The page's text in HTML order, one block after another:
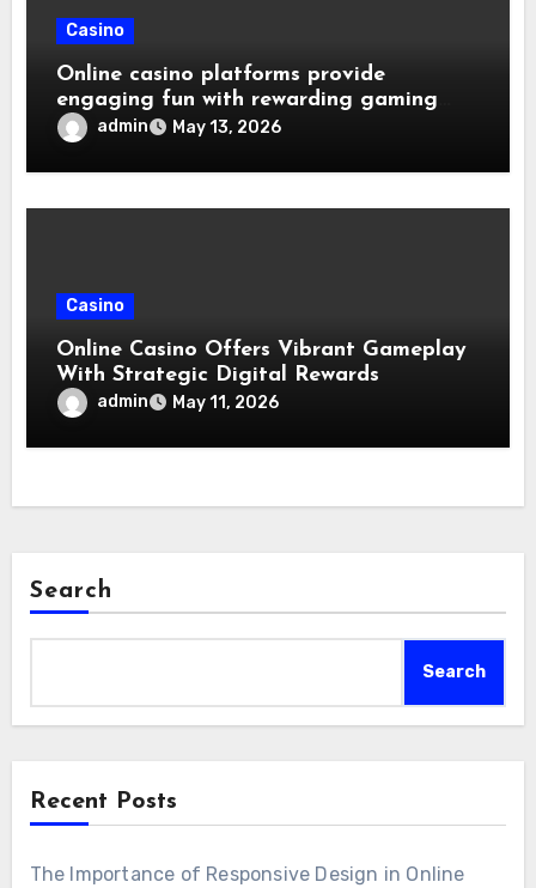
Casino
Online casino platforms provide
engaging fun with rewarding gaming
sessions
admin May 13, 2026
Casino
Online Casino Offers Vibrant Gameplay
With Strategic Digital Rewards
admin May 11, 2026
Search
Search
Recent Posts
The Importance of Responsive Design in Online